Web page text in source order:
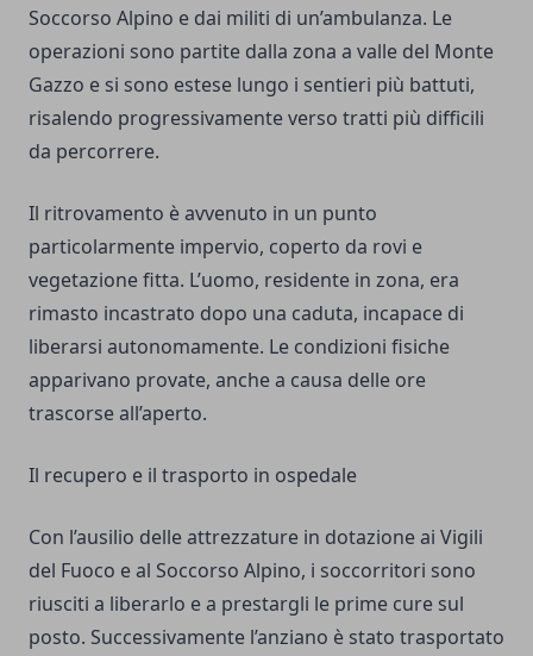
Soccorso Alpino e dai militi di un’ambulanza. Le
operazioni sono partite dalla zona a valle del Monte
Gazzo e si sono estese lungo i sentieri più battuti,
risalendo progressivamente verso tratti più difficili
da percorrere.
Il ritrovamento è avvenuto in un punto
particolarmente impervio, coperto da rovi e
vegetazione fitta. L’uomo, residente in zona, era
rimasto incastrato dopo una caduta, incapace di
liberarsi autonomamente. Le condizioni fisiche
apparivano provate, anche a causa delle ore
trascorse all’aperto.
Il recupero e il trasporto in ospedale
Con l’ausilio delle attrezzature in dotazione ai Vigili
del Fuoco e al Soccorso Alpino, i soccorritori sono
riusciti a liberarlo e a prestargli le prime cure sul
posto. Successivamente l’anziano è stato trasportato